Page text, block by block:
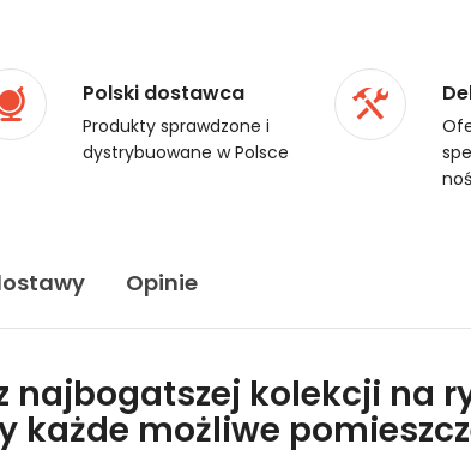
Polski dostawca
Produkty sprawdzone i
dystrybuowane w Polsce
Opinie
najbogatszej kolekcji na
każde możliwe